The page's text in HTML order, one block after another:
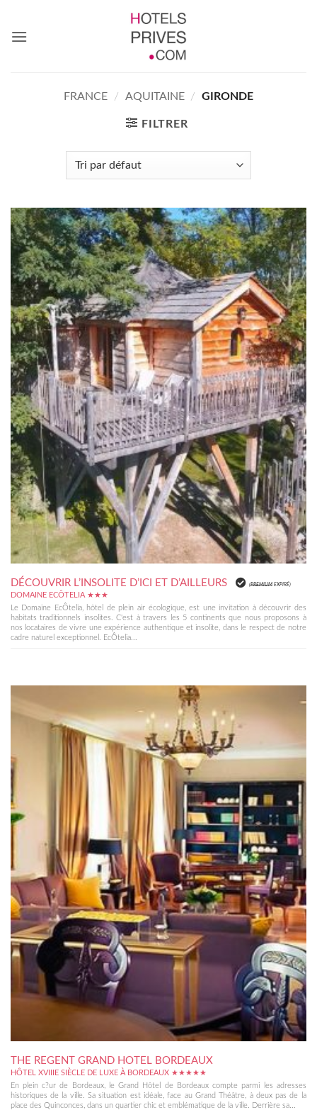
contenu
FRANCE / AQUITAINE / GIRONDE
FILTRER
DÉCOUVRIR L’INSOLITE D’ICI ET D’AILLEURS (PREMIUMEXPIRÉ)
DOMAINE ECÔTELIA ★★★
Le Domaine EcÔtelia, hôtel de plein air écologique, est une invitation à découvrir des
habitats traditionnels insolites. C'est à travers les 5 continents que nous proposons à
nos locataires de vivre une expérience authentique et insolite, dans le respect de notre
cadre naturel exceptionnel. EcÔtelia...
THE REGENT GRAND HOTEL BORDEAUX
HÔTEL XVIIIE SIÈCLE DE LUXE À BORDEAUX ★★★★★
En plein c?ur de Bordeaux, le Grand Hôtel de Bordeaux compte parmi les adresses
historiques de la ville. Sa situation est idéale, face au Grand Théâtre, à deux pas de la
place des Quinconces, dans un quartier chic et emblématique de la ville. Derrière sa...